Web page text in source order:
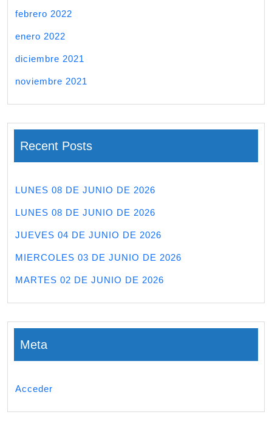
febrero 2022
enero 2022
diciembre 2021
noviembre 2021
Recent Posts
LUNES 08 DE JUNIO DE 2026
LUNES 08 DE JUNIO DE 2026
JUEVES 04 DE JUNIO DE 2026
MIERCOLES 03 DE JUNIO DE 2026
MARTES 02 DE JUNIO DE 2026
Meta
Acceder